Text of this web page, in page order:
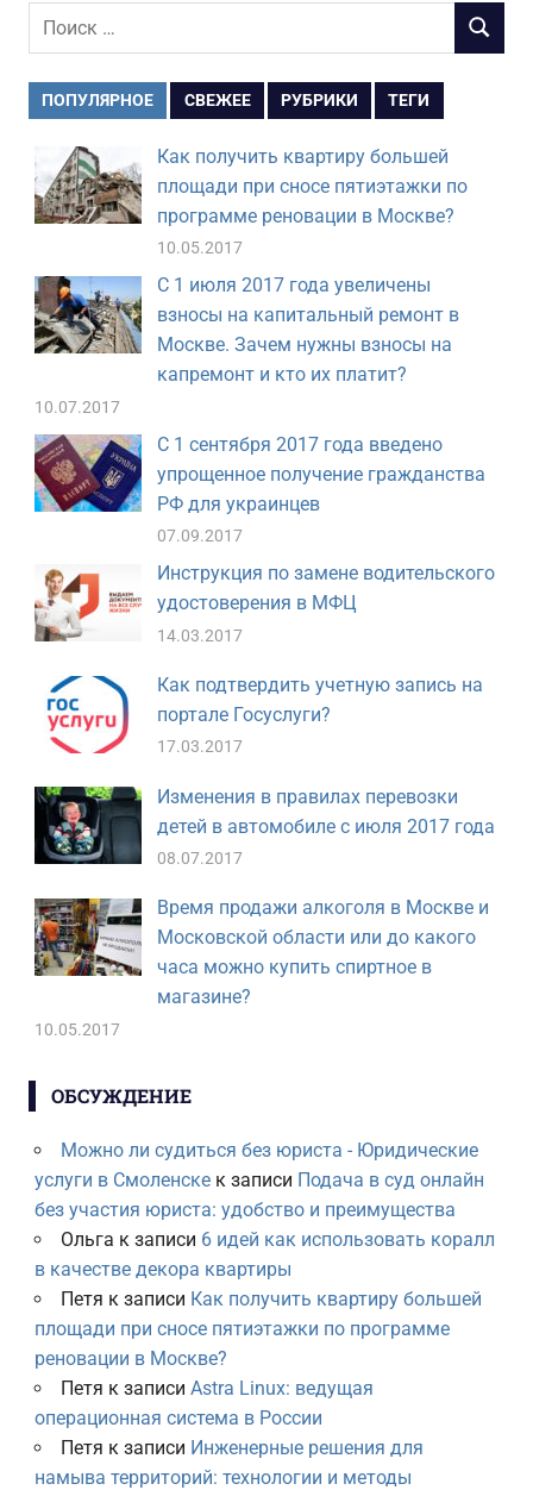
Поиск
ПОИСК
ПОПУЛЯРНОЕ СВЕЖЕЕ РУБРИКИ ТЕГИ
Как получить квартиру большей
площади при сносе пятиэтажки по
программе реновации в Москве?
10.05.2017
С 1 июля 2017 года увеличены
взносы на капитальный ремонт в
Москве. Зачем нужны взносы на
капремонт и кто их платит?
10.07.2017
С 1 сентября 2017 года введено
упрощенное получение гражданства
РФ для украинцев
07.09.2017
Инструкция по замене водительского
удостоверения в МФЦ
14.03.2017
Как подтвердить учетную запись на
портале Госуслуги?
17.03.2017
Изменения в правилах перевозки
детей в автомобиле с июля 2017 года
08.07.2017
Время продажи алкоголя в Москве и
Московской области или до какого
часа можно купить спиртное в
магазине?
10.05.2017
ОБСУЖДЕНИЕ
Можно ли судиться без юриста - Юридические
услуги в Смоленскек записи Подача в суд онлайн
без участия юриста: удобство и преимущества
Ольга к записи 6 идей как использовать коралл
в качестве декора квартиры
Петя к записи Как получить квартиру большей
площади при сносе пятиэтажки по программе
реновации в Москве?
Петя к записи Astra Linux: ведущая
операционная система в России
Петя к записи Инженерные решения для
намыва территорий: технологии и методы